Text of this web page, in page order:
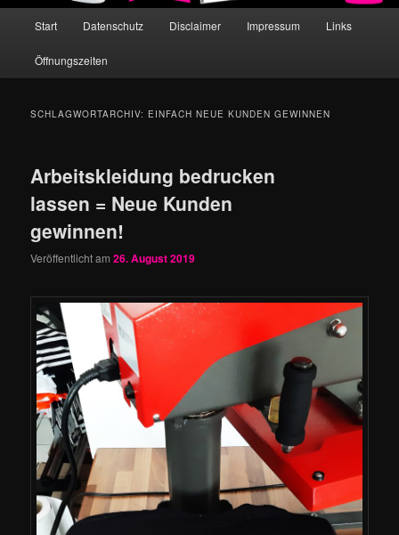
Start Datenschutz Disclaimer Impressum Links
Öffnungszeiten
SCHLAGWORTARCHIV: EINFACH NEUE KUNDEN GEWINNEN
Arbeitskleidung bedrucken
lassen = Neue Kunden
gewinnen!
Veröffentlicht am26. August 2019